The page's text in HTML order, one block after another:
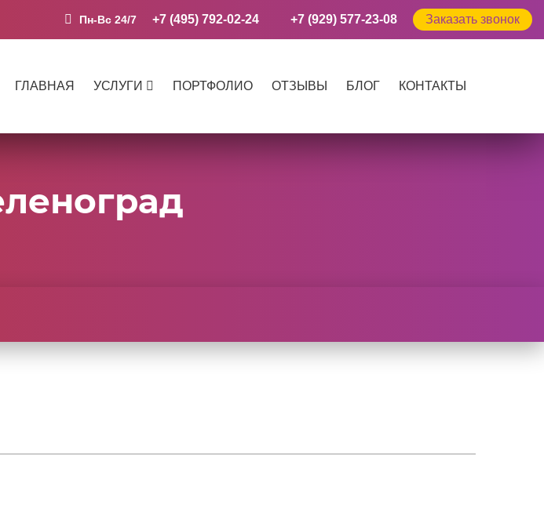
Пн-Вс 24/7 +7 (495) 792-02-24 +7 (929) 577-23-08 Заказать звонок
ГЛАВНАЯ УСЛУГИ ПОРТФОЛИО ОТЗЫВЫ БЛОГ КОНТАКТЫ